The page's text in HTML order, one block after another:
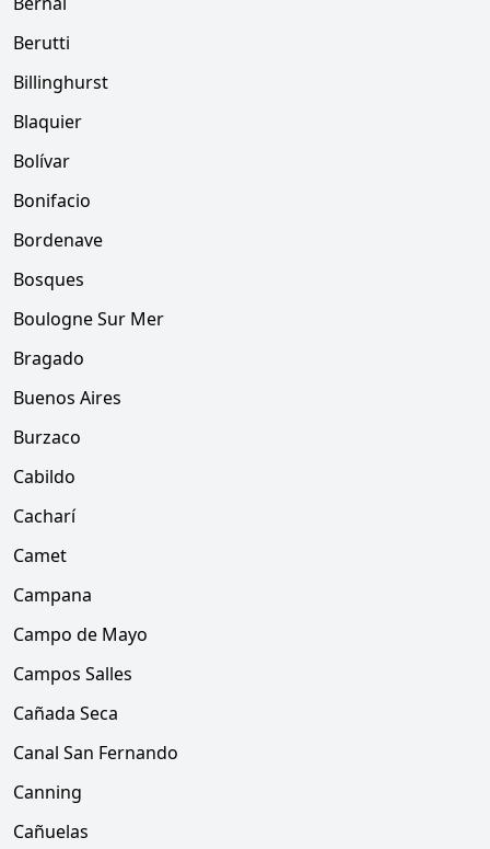
Berutti
Billinghurst
Blaquier
Bolívar
Bonifacio
Bordenave
Bosques
Boulogne Sur Mer
Bragado
Buenos Aires
Burzaco
Cabildo
Cacharí
Camet
Campana
Campo de Mayo
Campos Salles
Cañada Seca
Canal San Fernando
Canning
Cañuelas